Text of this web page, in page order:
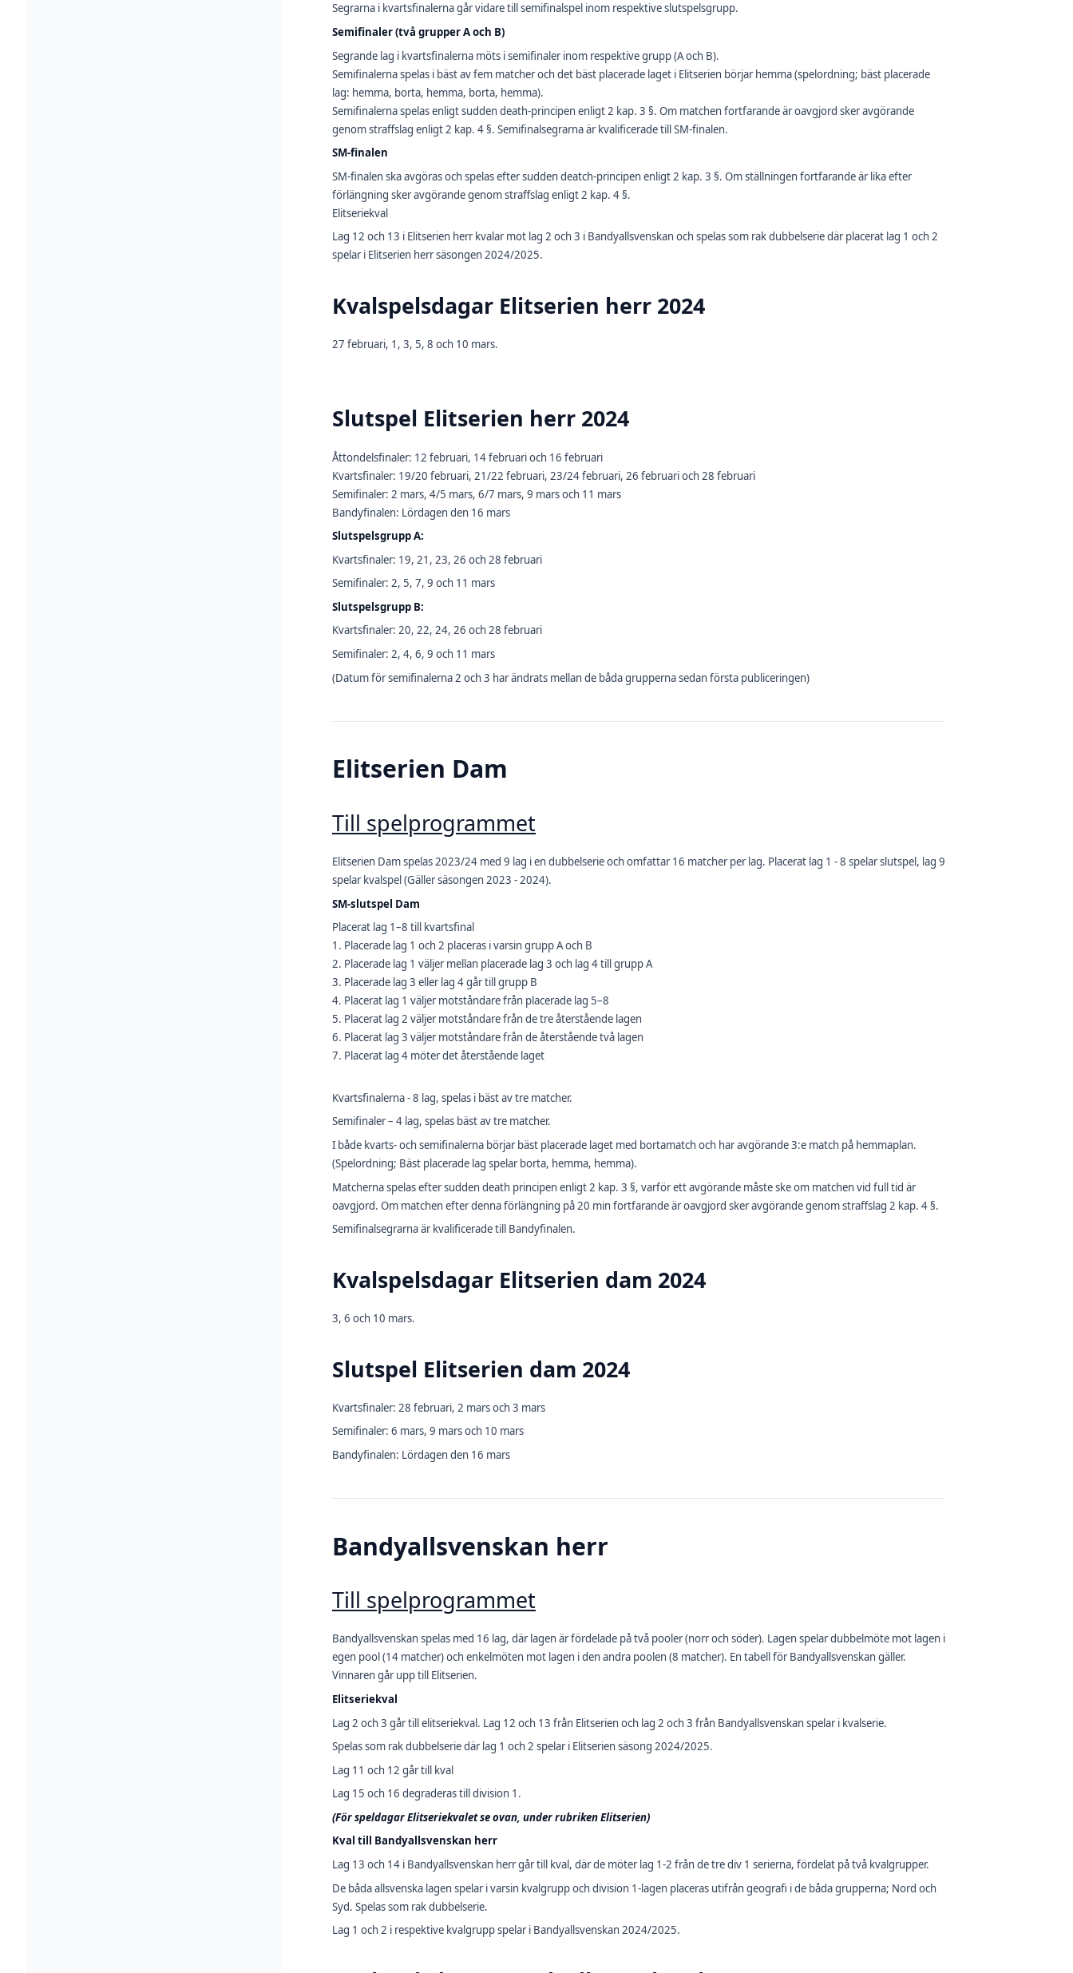
Segrarna i kvartsfinalerna går vidare till semifinalspel inom respektive slutspelsgrupp.
Semifinaler (två grupper A och B)
Segrande lag i kvartsfinalerna möts i semifinaler inom respektive grupp (A och B).
Semifinalerna spelas i bäst av fem matcher och det bäst placerade laget i Elitserien börjar hemma (spelordning; bäst placerade
lag: hemma, borta, hemma, borta, hemma).
Semifinalerna spelas enligt sudden death-principen enligt 2 kap. 3 §. Om matchen fortfarande är oavgjord sker avgörande
genom straffslag enligt 2 kap. 4 §. Semifinalsegrarna är kvalificerade till SM-finalen.
SM-finalen
SM-finalen ska avgöras och spelas efter sudden deatch-principen enligt 2 kap. 3 §. Om ställningen fortfarande är lika efter
förlängning sker avgörande genom straffslag enligt 2 kap. 4 §.
Elitseriekval
Lag 12 och 13 i Elitserien herr kvalar mot lag 2 och 3 i Bandyallsvenskan och spelas som rak dubbelserie där placerat lag 1 och 2
spelar i Elitserien herr säsongen 2024/2025.
Kvalspelsdagar Elitserien herr 2024
27 februari, 1, 3, 5, 8 och 10 mars.
Slutspel Elitserien herr 2024
Åttondelsfinaler: 12 februari, 14 februari och 16 februari
Kvartsfinaler: 19/20 februari, 21/22 februari, 23/24 februari, 26 februari och 28 februari
Semifinaler: 2 mars, 4/5 mars, 6/7 mars, 9 mars och 11 mars
Bandyfinalen: Lördagen den 16 mars
Slutspelsgrupp A:
Kvartsfinaler: 19, 21, 23, 26 och 28 februari
Semifinaler: 2, 5, 7, 9 och 11 mars
Slutspelsgrupp B:
Kvartsfinaler: 20, 22, 24, 26 och 28 februari
Semifinaler: 2, 4, 6, 9 och 11 mars
(Datum för semifinalerna 2 och 3 har ändrats mellan de båda grupperna sedan första publiceringen)
Elitserien Dam
Till spelprogrammet
Elitserien Dam spelas 2023/24 med 9 lag i en dubbelserie och omfattar 16 matcher per lag. Placerat lag 1 - 8 spelar slutspel, lag 9
spelar kvalspel (Gäller säsongen 2023 - 2024).
SM-slutspel Dam
Placerat lag 1–8 till kvartsfinal
1. Placerade lag 1 och 2 placeras i varsin grupp A och B
2. Placerade lag 1 väljer mellan placerade lag 3 och lag 4 till grupp A
3. Placerade lag 3 eller lag 4 går till grupp B
4. Placerat lag 1 väljer motståndare från placerade lag 5–8
5. Placerat lag 2 väljer motståndare från de tre återstående lagen
6. Placerat lag 3 väljer motståndare från de återstående två lagen
7. Placerat lag 4 möter det återstående laget
Kvartsfinalerna - 8 lag, spelas i bäst av tre matcher.
Semifinaler – 4 lag, spelas bäst av tre matcher.
I både kvarts- och semifinalerna börjar bäst placerade laget med bortamatch och har avgörande 3:e match på hemmaplan.
(Spelordning; Bäst placerade lag spelar borta, hemma, hemma).
Matcherna spelas efter sudden death principen enligt 2 kap. 3 §, varför ett avgörande måste ske om matchen vid full tid är
oavgjord. Om matchen efter denna förlängning på 20 min fortfarande är oavgjord sker avgörande genom straffslag 2 kap. 4 §.
Semifinalsegrarna är kvalificerade till Bandyfinalen.
Kvalspelsdagar Elitserien dam 2024
3, 6 och 10 mars.
Slutspel Elitserien dam 2024
Kvartsfinaler: 28 februari, 2 mars och 3 mars
Semifinaler: 6 mars, 9 mars och 10 mars
Bandyfinalen: Lördagen den 16 mars
Bandyallsvenskan herr
Till spelprogrammet
Bandyallsvenskan spelas med 16 lag, där lagen är fördelade på två pooler (norr och söder). Lagen spelar dubbelmöte mot lagen i
egen pool (14 matcher) och enkelmöten mot lagen i den andra poolen (8 matcher). En tabell för Bandyallsvenskan gäller.
Vinnaren går upp till Elitserien.
Elitseriekval
Lag 2 och 3 går till elitseriekval. Lag 12 och 13 från Elitserien och lag 2 och 3 från Bandyallsvenskan spelar i kvalserie.
Spelas som rak dubbelserie där lag 1 och 2 spelar i Elitserien säsong 2024/2025.
Lag 11 och 12 går till kval
Lag 15 och 16 degraderas till division 1.
(För speldagar Elitseriekvalet se ovan, under rubriken Elitserien)
Kval till Bandyallsvenskan herr
Lag 13 och 14 i Bandyallsvenskan herr går till kval, där de möter lag 1-2 från de tre div 1 serierna, fördelat på två kvalgrupper.
De båda allsvenska lagen spelar i varsin kvalgrupp och division 1-lagen placeras utifrån geografi i de båda grupperna; Nord och
Syd. Spelas som rak dubbelserie.
Lag 1 och 2 i respektive kvalgrupp spelar i Bandyallsvenskan 2024/2025.